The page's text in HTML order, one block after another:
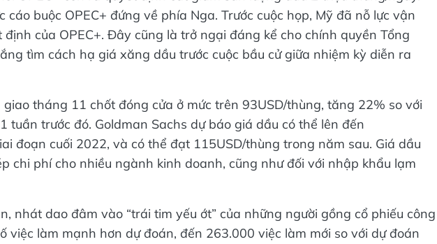
cáo buộc OPEC+ đứng về phía Nga. Trước cuộc họp, Mỹ đã nỗ lực vận
của OPEC+. Đây cũng là trở ngại đáng kể cho chính quyền Tổng
tìm cách hạ giá xăng dầu trước cuộc bầu cử giữa nhiệm kỳ diễn ra
tháng 11 chốt đóng cửa ở mức trên 93USD/thùng, tăng 22% so với
tuần trước đó. Goldman Sachs dự báo giá dầu có thể lên đến
đoạn cuối 2022, và có thể đạt 115USD/thùng trong năm sau. Giá dầu
chi phí cho nhiều ngành kinh doanh, cũng như đối với nhập khẩu lạm
nhát dao đâm vào “trái tim yếu ớt” của những người gồng cổ phiếu công
việc làm mạnh hơn dự đoán, đến 263.000 việc làm mới so với dự đoán